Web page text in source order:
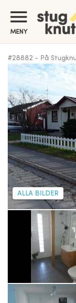
MENY
#28882 - På
ALLA BILDER